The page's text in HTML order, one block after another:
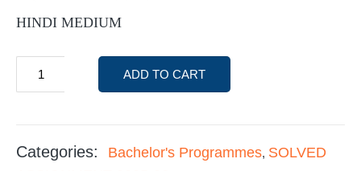
HINDI MEDIUM
ADD TO CART
Categories: Bachelor's Programmes, SOLVED